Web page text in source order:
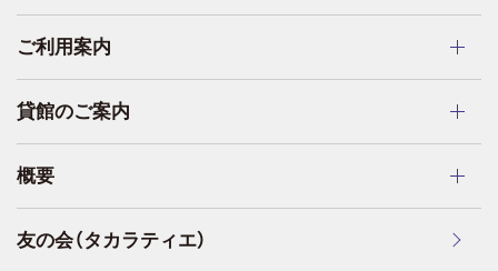
ご利用案内
貸館のご案内
概要
友の会（タカラティエ）